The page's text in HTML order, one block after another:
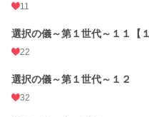
11
選択の儀～第１世代～１１【
22
選択の儀～第１世代～１２
32